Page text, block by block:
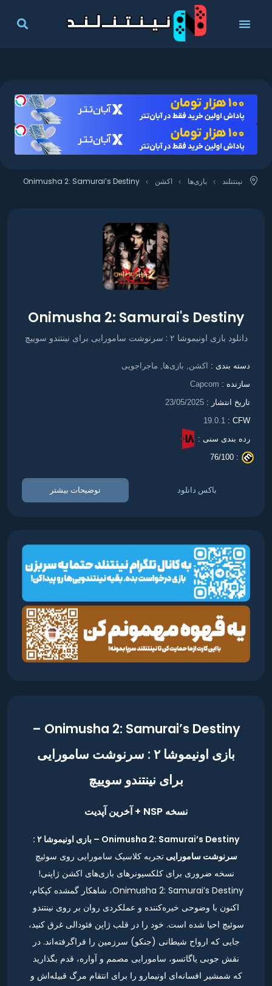
نینتنلند بازی‌ها اکشن Onimusha 2: Samurai’s Destiny
Onimusha 2: Samurai's Destiny
دانلود بازی اونیموشا ۲ : سرنوشت سامورایی برای نینتندو سوییچ
دسته بندی : اکشن بازی‌ها ماجراجویی
سازنده : Capcom
تاریخ انتشار : 23/05/2025
CFW :
19.0.1
رده بندی سنی :
. :
76/100
باکس دانلود توضیحات بیشتر
Onimusha 2: Samurai’s Destiny –
بازی اونیموشا ۲ : سرنوشت سامورایی
برای نینتندو سوییچ
نسخه NSP + آخرین آپدیت
Onimusha 2: Samurai’s Destiny – بازی اونیموشا ۲ :
سرنوشت ساموراییتجربه کلاسیک سامورایی روی سوئیچ
نسخه ضروری برای کلکسیونرهای بازی‌های اکشن ژاپنی!
Onimusha 2: Samurai’s Destiny، شاهکار گمشده کپکام،
اکنون با وضوحی خیره‌کننده و عملکردی روان بر روی نینتندو
سوئیچ احیا شده است. خود را در قلب ژاپن فئودالی غرق کنید،
جایی که ارواح شیطانی (جنکو) سرزمین را فراگرفته‌اند. در
نقش جوبی یاگاتسو، سامورایی مصمم و آواره، قدم بگذارید
که شمشیر افسانه‌ای اونیمارو را برای انتقام مرگ قبیله‌اش و